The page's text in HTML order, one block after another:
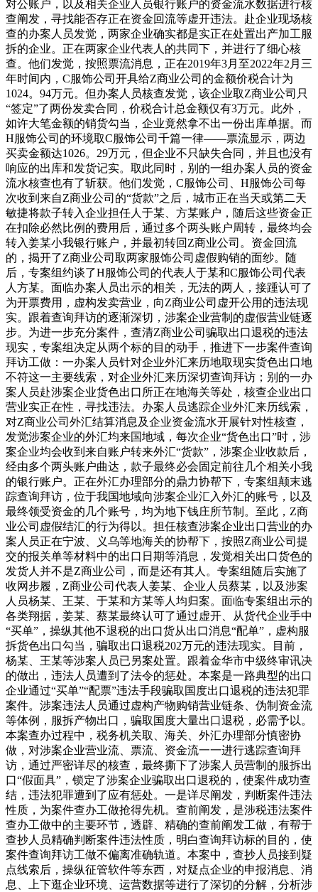
对公账户，以及相关企业人员银行账户的资金流水数据进行核
查阐发，寻找能否存正在资金回流等虚开违法。赴企业现场核
查的办案人员发觉，两家企业确实都是实正在处置出产加工服
拆的企业。正在两家企业代表人的共同下，并进行了细心核
查。他们发觉，按照票流消息，正在2019年3月至2022年2月三
年时间内，C服饰公司开具给Z商业公司的金额价税合计为
1024。94万元。但办案人员核查发觉，该企业取Z商业公司只
“签定”了两份发卖合同，价税合计总金额仅有3万元。此外，
如许大笔金额的销货勾当，企业竟然拿不出一份出库单据。而
H服饰公司的环境取C服饰公司千篇一律——票流显示，两边
买卖金额达1026。29万元，但企业不只缺失合同，并且也没有
响应的出库和发货记实。取此同时，别的一组办案人员的资金
流水核查也有了斩获。他们发觉，C服饰公司、H服饰公司每
次收到来自Z商业公司的“货款”之后，城市正在当天或第二天
敏捷将款子转入企业担任人于某、方某账户，随后这些资金正
在扣除必然比例的费用后，通过多个两头账户周转，最终均会
转入姜某小我银行账户，并最初转回Z商业公司。资金回流
的，揭开了Z商业公司取两家服饰公司虚假购销的面纱。随
后，专案组约谈了H服饰公司的代表人于某和C服饰公司代表
人方某。面临办案人员出示的相关，无法的两人，接踵认可了
为开票费用，虚构发卖营业，向Z商业公司虚开公用的违法现
实。跟着查询拜访的逐渐深切，涉案企业营制的虚假营业链逐
步。为进一步充分案件，查清Z商业公司骗取出口退税的违法
现实，专案组决定从两个标的目的动手，推进下一步案件查询
拜访工做：一办案人员针对企业外汇来历地取现实货色出口地
不符这一主要线索，对企业外汇来历深切查询拜访；别的一办
案人员赴涉案企业货色出口所正在地海关等处，核查企业出口
营业实正在性，寻找违法。办案人员逃踪企业外汇来历线索，
对Z商业公司外汇结算消息及企业资金流水开展针对性核查，
发觉涉案企业的外汇均来国地域，每次企业“货色出口”时，涉
案企业均会收到来自账户转来外汇“货款”，涉案企业收款后，
经由多个两头账户曲达，款子最终必会固定前往几个相关小我
的银行账户。正在外汇办理部分的鼎力协帮下，专案组颠末逃
踪查询拜访，位于我国地域向涉案企业汇入外汇的账号，以及
最终领受资金的几个账号，均为地下钱庄所节制。至此，Z商
业公司虚假结汇的行为得以。担任核查涉案企业出口营业的办
案人员正在宁波、义乌等地海关的协帮下，按照Z商业公司提
交的报关单等材料中的出口日期等消息，发觉相关出口货色的
发货人并不是Z商业公司，而是还有其人。专案组随后实施了
收网步履，Z商业公司代表人姜某、企业人员蔡某，以及涉案
人员杨某、王某、于某和方某等人均归案。面临专案组出示的
各类翔据，姜某、蔡某最终认可了通过虚开、从货代企业手中
“买单”，操纵其他不退税的出口货从出口消息“配单”，虚构服
拆货色出口勾当，骗取出口退税202万元的违法现实。目前，
杨某、王某等涉案人员已另案处置。跟着金华市中级终审讯决
的做出，违法人员遭到了法令的惩处。本案是一路典型的出口
企业通过“买单”“配票”违法手段骗取国度出口退税的违法犯罪
案件。涉案违法人员通过虚构产物购销营业链条、伪制资金流
等体例，服拆产物出口，骗取国度大量出口退税，必需予以。
本案查办过程中，税务机关取、海关、外汇办理部分慎密协
做，对涉案企业营业流、票流、资金流一一进行逃踪查询拜
访，通过严密详尽的核查，最终撕下了涉案人员营制的服拆出
口“假面具”，锁定了涉案企业骗取出口退税的，使案件成功查
结，违法犯罪遭到了应有惩处。一是详尽阐发，判断案件违法
性质，为案件查办工做抢得先机。查前阐发，是涉税违法案件
查办工做中的主要环节，透辟、精确的查前阐发工做，有帮于
查抄人员精确判断案件违法性质，明白查询拜访标的目的，使
案件查询拜访工做不偏离准确轨道。本案中，查抄人员接到疑
点线索后，操纵征管软件等东西，对疑点企业的申报消息、消
息、上下逛企业环境、运营数据等进行了深切的分解，分析涉